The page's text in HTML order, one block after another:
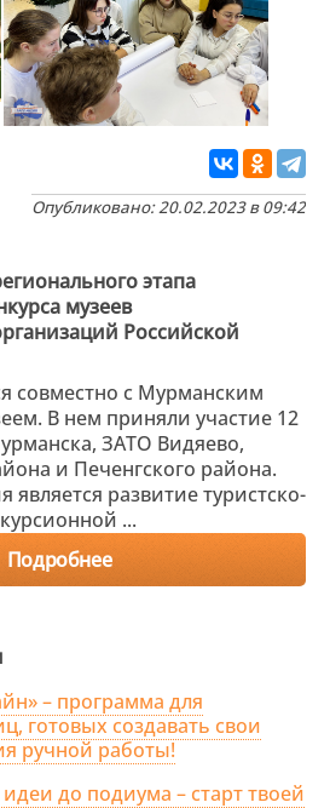
Опубликовано: 20.02.2023 в 09:42
этапа
музеев
Российской
совместно с Мурманским
В нем приняли участие 12
ЗАТО Видяево,
и Печенгского района.
развитие туристско-
...
Подробнее
– программа для
готовых создавать свои
ручной работы!
до подиума – старт твоей